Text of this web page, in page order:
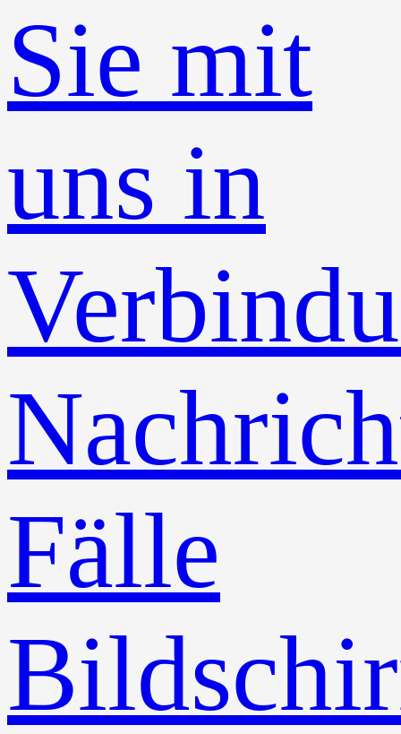
Sie mit
uns in
Fälle